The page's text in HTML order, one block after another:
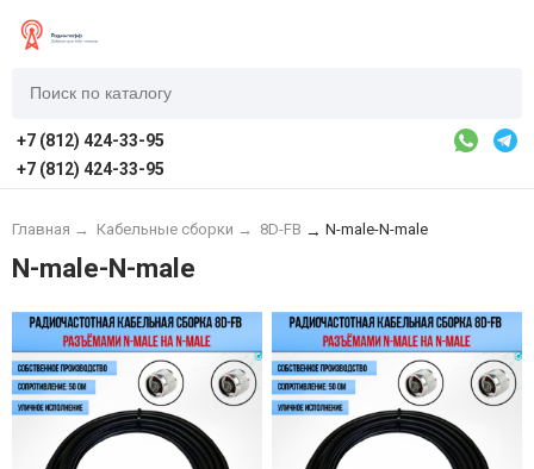
+7 (812) 424-33-95
+7 (812) 424-33-95
Главная → Кабельные сборки → 8D-FB → N-male-N-male
N-male-N-male